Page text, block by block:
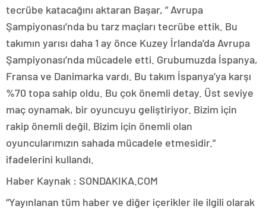
tecrübe katacağını aktaran Başar, ” Avrupa
Şampiyonası’nda bu tarz maçları tecrübe ettik. Bu
takımın yarısı daha 1 ay önce Kuzey İrlanda’da Avrupa
Şampiyonası’nda mücadele etti. Grubumuzda İspanya,
Fransa ve Danimarka vardı. Bu takım İspanya’ya karşı
%70 topa sahip oldu. Bu çok önemli detay. Üst seviye
maç oynamak, bir oyuncuyu geliştiriyor. Bizim için
rakip önemli değil. Bizim için önemli olan
oyuncularımızın sahada mücadele etmesidir.”
ifadelerini kullandı.
Haber Kaynak : SONDAKIKA.COM
“Yayınlanan tüm haber ve diğer içerikler ile ilgili olarak